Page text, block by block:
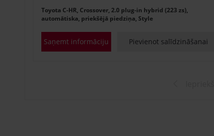
Toyota C-HR, Crossover, 2.0 plug-in hybrid (223 zs),
automātiska, priekšējā piedziņa, Style
Saņemt informāciju Pievienot salīdzināšanai